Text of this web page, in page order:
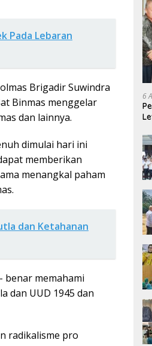
Pada Lebaran
Brigadir Suwindra
Binmas menggelar
dan lainnya.
dimulai hari ini
memberikan
menangkal paham
dan Ketahanan
benar memahami
dan UUD 1945 dan
radikalisme pro
6